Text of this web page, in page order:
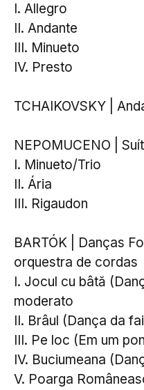
I. Allegro
II. Andante
III. Minueto
IV. Presto
TCHAIKOVSKY |
NEPOMUCENO |
I. Minueto/Trio
II. Ária
III. Rigaudon
BARTÓK | Danças
orquestra de cordas
I. Jocul cu bâtă
moderato
II. Brâul (Dança da
III. Pe loc (Em um
IV. Buciumeana
V. Poarga